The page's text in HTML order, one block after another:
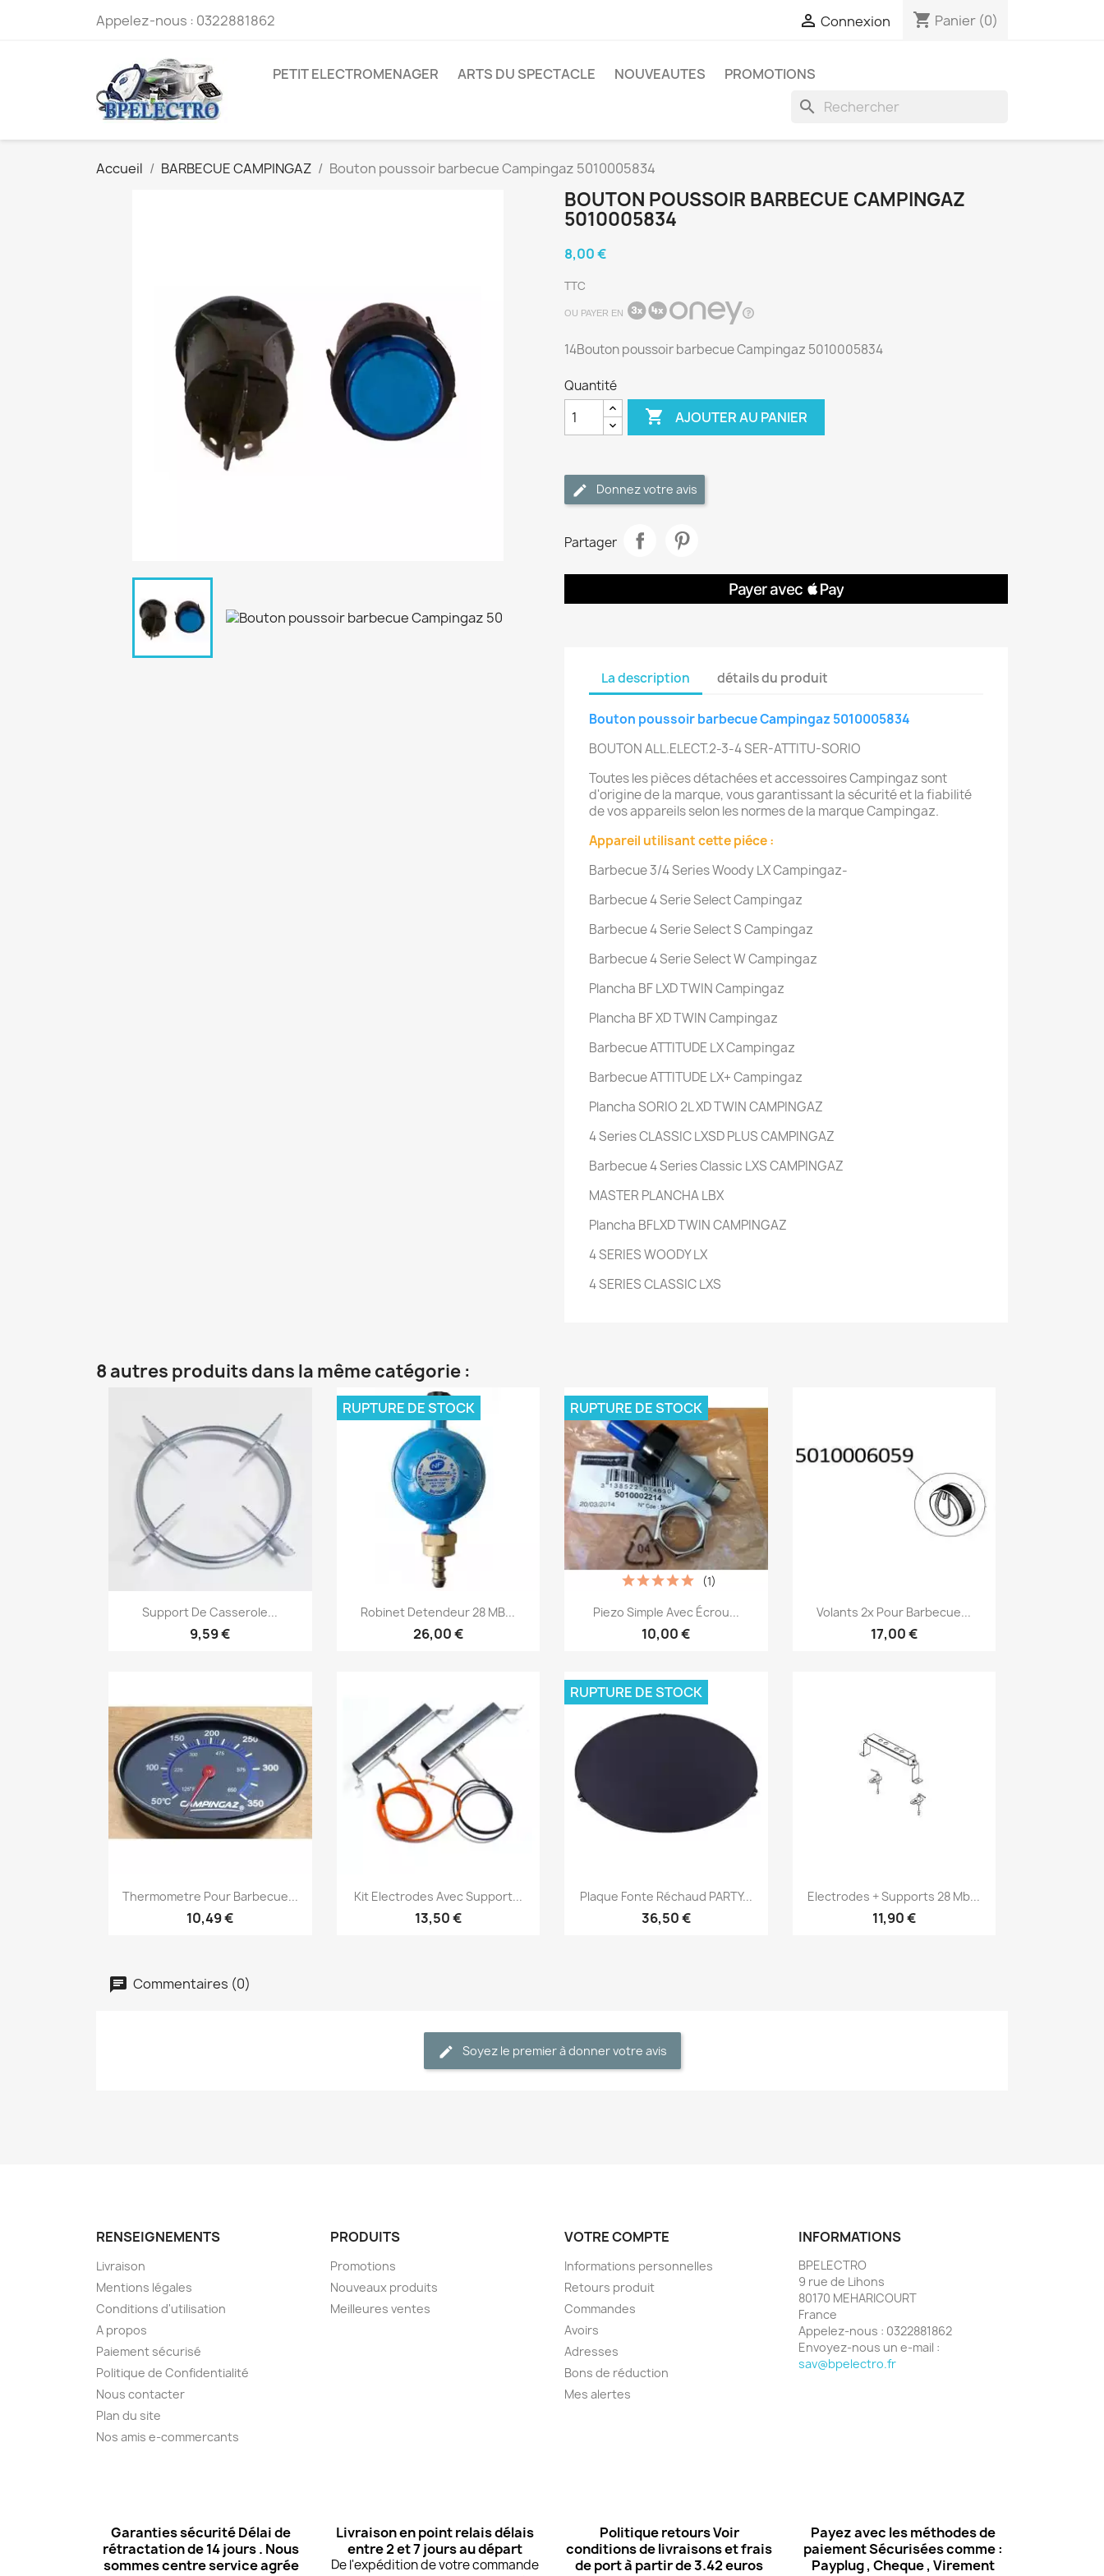
Appelez-nous : 0322881862  Connexion shopping_cart Panier (0)
PETIT ELECTROMENAGER ARTS DU SPECTACLE NOUVEAUTES PROMOTIONS
search
Accueil BARBECUE CAMPINGAZ Bouton poussoir barbecue Campingaz 5010005834
BOUTON POUSSOIR BARBECUE CAMPINGAZ
5010005834
8,00 €
TTC
OU PAYER EN
14Bouton poussoir barbecue Campingaz 5010005834
Quantité
 AJOUTER AU PANIER
Donnez votre avis
Partager
La description détails du produit
Bouton poussoir barbecue Campingaz 5010005834
BOUTON ALL.ELECT.2-3-4 SER-ATTITU-SORIO
Toutes les pièces détachées et accessoires Campingaz sont
d'origine de la marque, vous garantissant la sécurité et la fiabilité
de vos appareils selon les normes de la marque Campingaz.
Appareil utilisant cette piéce :
Barbecue 3/4 Series Woody LX Campingaz-
Barbecue 4 Serie Select Campingaz
Barbecue 4 Serie Select S Campingaz
Barbecue 4 Serie Select W Campingaz
Plancha BF LXD TWIN Campingaz
Plancha BF XD TWIN Campingaz
Barbecue ATTITUDE LX Campingaz
Barbecue ATTITUDE LX+ Campingaz
Plancha SORIO 2L XD TWIN CAMPINGAZ
4 Series CLASSIC LXSD PLUS CAMPINGAZ
Barbecue 4 Series Classic LXS CAMPINGAZ
MASTER PLANCHA LBX
Plancha BFLXD TWIN CAMPINGAZ
4 SERIES WOODY LX
4 SERIES CLASSIC LXS
8 autres produits dans la même catégorie :
Aperçu rapide
Support De Casserole...
9,59 €
Aperçu rapide
Robinet Detendeur 28 MB...
26,00 €
RUPTURE DE STOCK
Aperçu rapide
Piezo Simple Avec Écrou...
10,00 €
(1)
RUPTURE DE STOCK
Aperçu rapide
Volants 2x Pour Barbecue...
17,00 €
Aperçu rapide
Thermometre Pour Barbecue...
10,49 €
Aperçu rapide
Kit Electrodes Avec Support...
13,50 €
Aperçu rapide
Plaque Fonte Réchaud PARTY...
36,50 €
RUPTURE DE STOCK
Aperçu rapide
Electrodes + Supports 28 Mb...
11,90 €
Commentaires (0)
Soyez le premier à donner votre avis
RENSEIGNEMENTS
Livraison
Mentions légales
Conditions d'utilisation
A propos
Paiement sécurisé
Politique de Confidentialité
Nous contacter
Plan du site
Nos amis e-commercants
PRODUITS
Promotions
Nouveaux produits
Meilleures ventes
VOTRE COMPTE
Informations personnelles
Retours produit
Commandes
Avoirs
Adresses
Bons de réduction
Mes alertes
INFORMATIONS
BPELECTRO
9 rue de Lihons
80170 MEHARICOURT
France
Appelez-nous : 0322881862
Envoyez-nous un e-mail :
sav@bpelectro.fr
Garanties sécurité Délai de
rétractation de 14 jours . Nous
sommes centre service agrée
Livraison en point relais délais
entre 2 et 7 jours au départ
De l'expédition de votre commande
Politique retours Voir
conditions de livraisons et frais
de port à partir de 3.42 euros
Payez avec les méthodes de
paiement Sécurisées comme :
Payplug , Cheque , Virement